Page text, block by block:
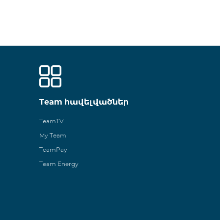
Team հավելվածներ
TeamTV
My Team
TeamPay
Team Energy